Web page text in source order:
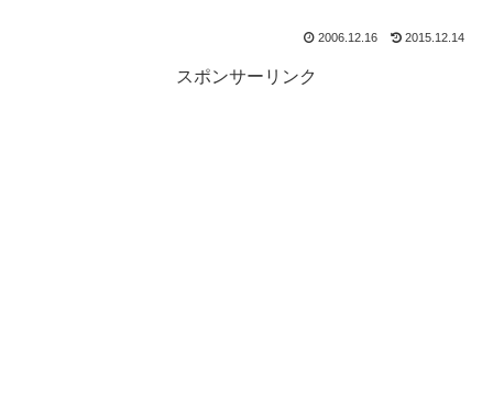
2006.12.16 2015.12.14
スポンサーリンク